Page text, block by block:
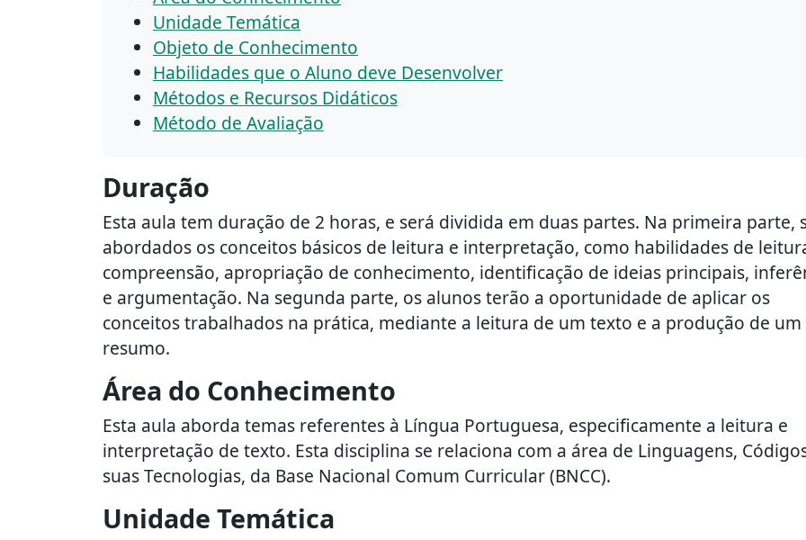
Unidade Temática
Objeto de Conhecimento
Habilidades que o Aluno deve Desenvolver
Métodos e Recursos Didáticos
Método de Avaliação
Duração
Esta aula tem duração de 2 horas, e será dividida em duas partes. Na primeira parte,
abordados os conceitos básicos de leitura e interpretação, como habilidades de
compreensão, apropriação de conhecimento, identificação de ideias principais,
e argumentação. Na segunda parte, os alunos terão a oportunidade de aplicar os
conceitos trabalhados na prática, mediante a leitura de um texto e a produção de um
resumo.
Área do Conhecimento
Esta aula aborda temas referentes à Língua Portuguesa, especificamente a leitura e
interpretação de texto. Esta disciplina se relaciona com a área de Linguagens,
suas Tecnologias, da Base Nacional Comum Curricular (BNCC).
Unidade Temática